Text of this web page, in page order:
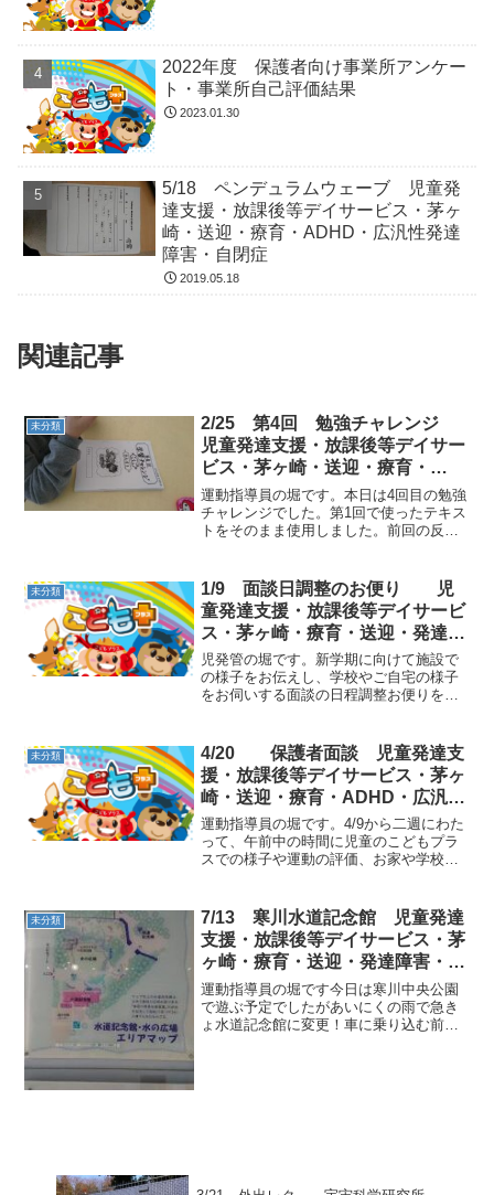
2022年度 保護者向け事業所アンケー
ト・事業所自己評価結果
2023.01.30
5/18 ペンデュラムウェーブ 児童発
達支援・放課後等デイサービス・茅ヶ
崎・送迎・療育・ADHD・広汎性発達
障害・自閉症
2019.05.18
関連記事
未分類
2/25 第4回 勉強チャレンジ
児童発達支援・放課後等デイサー
ビス・茅ヶ崎・送迎・療育・
ADHD・広汎性発達障害・自閉症
運動指導員の堀です。本日は4回目の勉強
チャレンジでした。第1回で使ったテキス
トをそのまま使用しました。前回の反省
については、あまり進歩は見られなかっ
たものの、 一時間...
未分類
1/9 面談日調整のお便り 児
童発達支援・放課後等デイサービ
ス・茅ヶ崎・療育・送迎・発達障
害・気になる子
児発管の堀です。新学期に向けて施設で
の様子をお伝えし、学校やご自宅の様子
をお伺いする面談の日程調整お便りを本
日 10：15- 11：15-の回に分け面談さ
せていただ...
未分類
4/20 保護者面談 児童発達支
援・放課後等デイサービス・茅ヶ
崎・送迎・療育・ADHD・広汎性
発達障害・自閉症
運動指導員の堀です。4/9から二週にわた
って、午前中の時間に児童のこどもプラ
スでの様子や運動の評価、お家や学校の
早くからお越しいただきありがとうござ
いました。お陰様で実...
未分類
7/13 寒川水道記念館 児童発達
支援・放課後等デイサービス・茅
ヶ崎・療育・送迎・発達障害・気
になる子
運動指導員の堀です今日は寒川中央公園
で遊ぶ予定でしたがあいにくの雨で急き
ょ水道記念館に変更！車に乗り込む前の